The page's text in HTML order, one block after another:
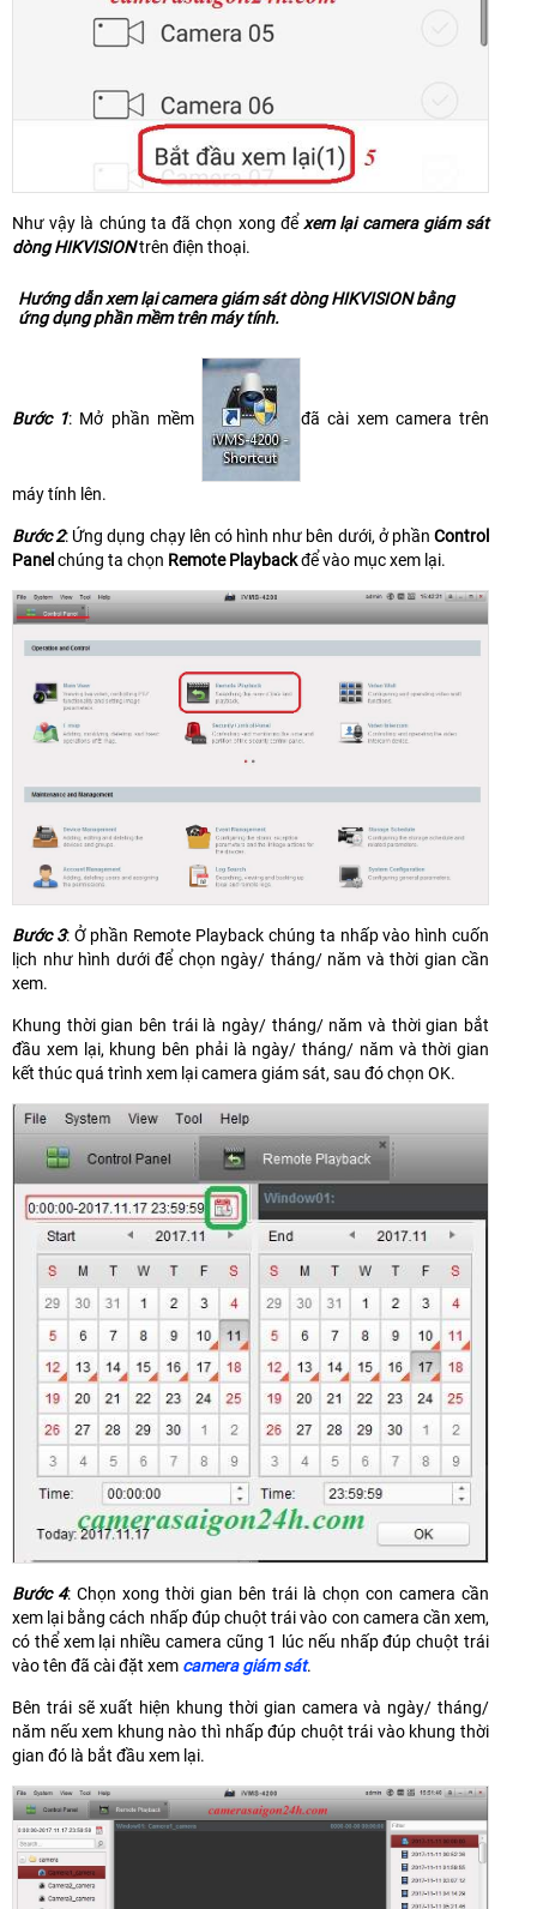
Như vậy là chúng ta đã chọn xong để xem lại camera giám sát
dòng HIKVISIONtrên điện thoại.
Hướng dẫn xem lại camera giám sát dòng HIKVISION bằng
ứng dụng phần mềm trên máy tính.
Bước 1: Mở phần mềm đã cài xem camera trên
máy tính lên.
Bước 2: Ứng dụng chạy lên có hình như bên dưới, ở phầnControl
Panel chúng ta chọn Remote Playbackđể vào mục xem lại.
Bước 3: Ở phần Remote Playback chúng ta nhấp vào hình cuốn
lịch như hình dưới để chọn ngày/ tháng/ năm và thời gian cần
xem.
Khung thời gian bên trái là ngày/ tháng/ năm và thời gian bắt
đầu xem lại, khung bên phải là ngày/ tháng/ năm và thời gian
kết thúc quá trình xem lại camera giám sát, sau đó chọn OK.
Bước 4: Chọn xong thời gian bên trái là chọn con camera cần
xem lại bằng cách nhấp đúp chuột trái vào con camera cần xem,
có thể xem lại nhiều camera cũng 1 lúc nếu nhấp đúp chuột trái
vào tên đã cài đặt xem camera giám sát.
Bên trái sẽ xuất hiện khung thời gian camera và ngày/ tháng/
năm nếu xem khung nào thì nhấp đúp chuột trái vào khung thời
gian đó là bắt đầu xem lại.